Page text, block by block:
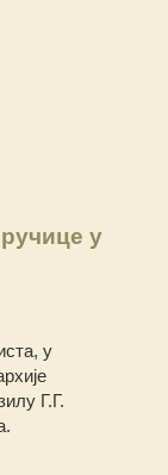
у
у
Г.Г.